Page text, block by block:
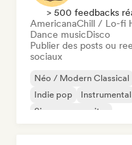
> 500 feedbacks
AmericanaChill / Lo-fi
Dance musicDisco
Publier des posts ou
sociaux
Néo / Modern Classical
Indie pop
Instrumental
Singer-songwriter